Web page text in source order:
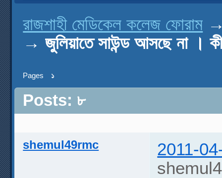
রাজশাহী মেডিকেল কলেজ ফোরাম
→জুলিয়াতে সাউন্ড আসছে না ।
Pages ১
Posts: ৮
shemul49rmc
2011-